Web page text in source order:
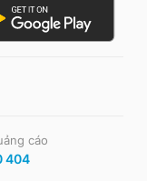
cáo
404